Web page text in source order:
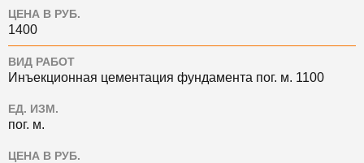
ЦЕНА В РУБ.
1400
ВИД РАБОТ
Инъекционная цементация фундамента пог. м. 1100
ЕД. ИЗМ.
пог. м.
ЦЕНА В РУБ.